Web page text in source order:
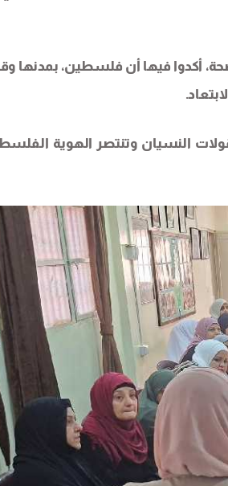
أكدوا فيها أن فلسطين، بمدنها
النسيان وتنتصر الهوية